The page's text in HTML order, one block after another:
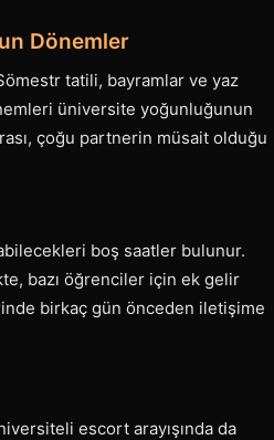
Dönemler
tatili, bayramlar ve yaz
üniversite yoğunluğunun
çoğu partnerin müsait olduğu
boş saatler bulunur.
bazı öğrenciler için ek gelir
birkaç gün önceden iletişime
escort arayışında da